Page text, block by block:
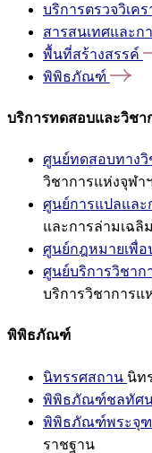
บริการตรวจวิเค
สารสนเทศและก
พื้นที่สร้างสรรค์
พิพิธภัณฑ์
บริการทดสอบและวิชา
ศูนย์ทดสอบทางวิ
วิชาการแห่งจุฬาฯ
ศูนย์การแปลและ
และการล่ามเฉลิ
ศูนย์กฎหมายเพื่
ศูนย์บริการวิชา
บริการวิชาการแ
พิพิธภัณฑ์
นิทรรศสถาน นิท
พิพิธภัณฑ์ชลทัศ
พิพิธภัณฑ์พระจุฑ
ราชฐาน